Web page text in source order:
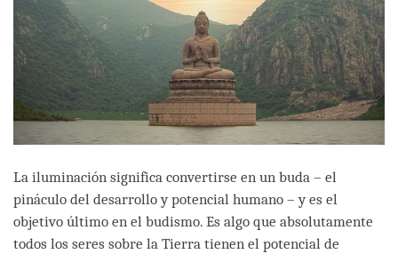
La iluminación significa convertirse en un buda – el
pináculo del desarrollo y potencial humano – y es el
objetivo último en el budismo. Es algo que absolutamente
todos los seres sobre la Tierra tienen el potencial de